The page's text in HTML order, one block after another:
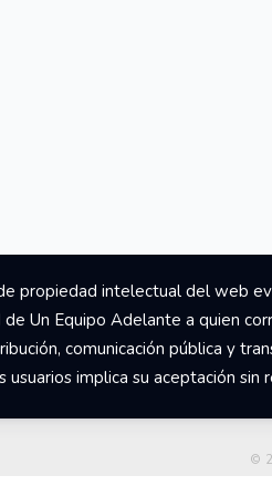
propiedad intelectual del web
Un Equipo Adelante a quien
comunicación pública y
implica su aceptación sin
©